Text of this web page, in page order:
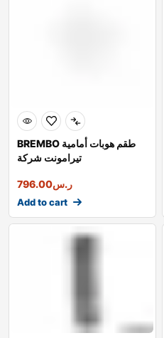
BREMBO طقم هوبات أمامية
تيرامونت شركة
ر.س796.00
Add to cart